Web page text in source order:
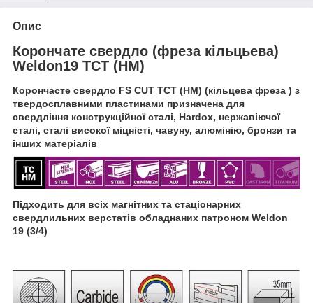
Опис
Корончате свердло (фреза кільцьева)
Weldon19 TCT (HM)
Корончасте свердло FS CUT TCT (HM) (кільцева фреза ) з
твердосплавними пластинами призначена для
свердління конструкційної сталі, Hardox, нержавіючої
сталі, сталі високої міцністі, чавуну, алюмінію, бронзи та
інших матеріалів
Підходить для всіх магнітних та стаціонарних
свердлильних верстатів обладнаних патроном Weldon
19 (3/4)